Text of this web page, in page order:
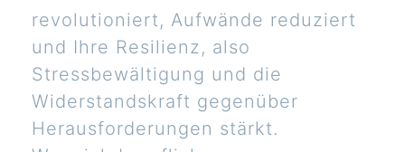
revolutioniert, Aufwände reduziert
und Ihre Resilienz, also
Stressbewältigung und die
Widerstandskraft gegenüber
Herausforderungen stärkt.